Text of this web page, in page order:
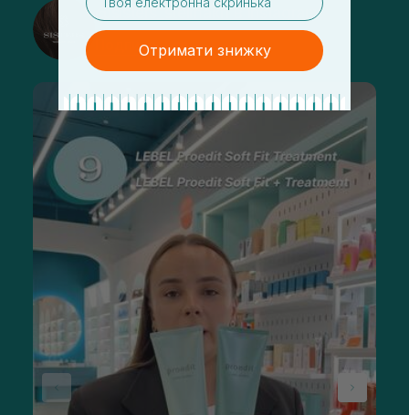
@sisters_stelmakh в Instagram
Подписаться
Отримати знижку